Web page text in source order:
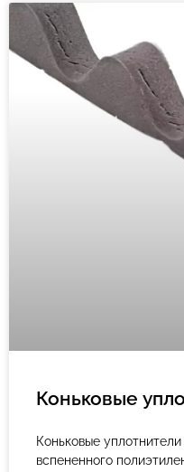
Коньковые
Коньковые
вспененного